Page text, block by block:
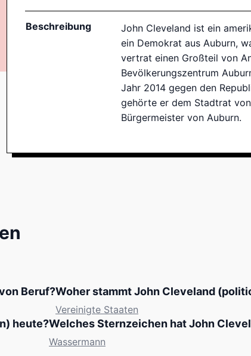
Beschreibung
John Cleveland ist ein
ein Demokrat aus Auburn,
vertrat einen Großteil von
Bevölkerungszentrum
Jahr 2014 gegen den
gehörte er dem Stadtrat
Bürgermeister von Auburn.
Beruf?Woher stammt John Cleveland
Vereinigte Staaten
heute?Welches Sternzeichen hat John
Wassermann